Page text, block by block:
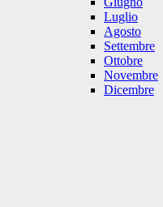
Luglio
Agosto
Settembre
Ottobre
Novembre
Dicembre